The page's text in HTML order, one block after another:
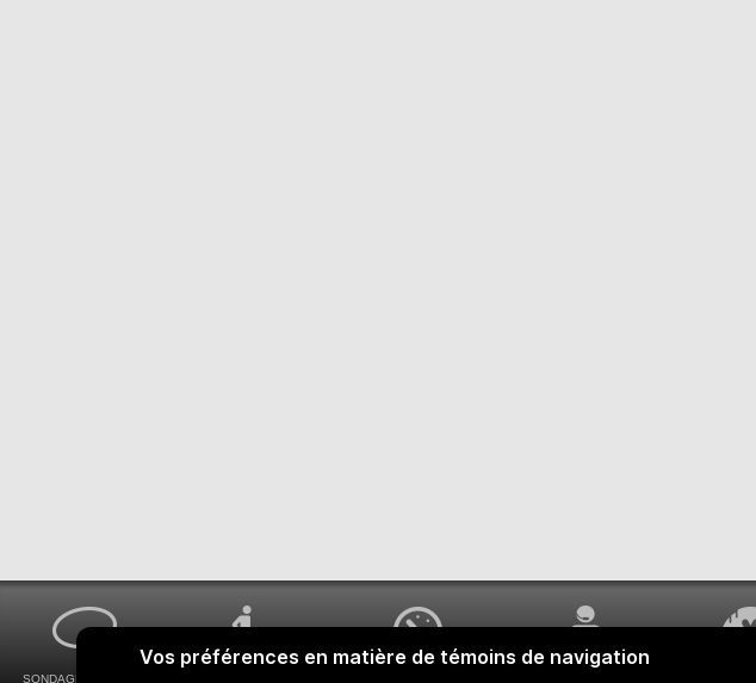
SONDAGES MA VOIX